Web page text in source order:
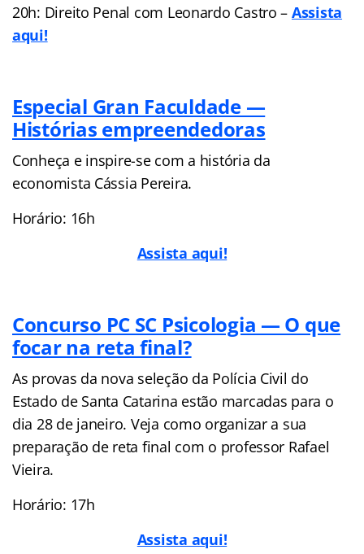
20h: Direito Penal com Leonardo Castro – Assista
aqui!
Especial Gran Faculdade —
Histórias empreendedoras
Conheça e inspire-se com a história da
economista Cássia Pereira.
Horário: 16h
Assista aqui!
Concurso PC SC Psicologia — O que
focar na reta final?
As provas da nova seleção da Polícia Civil do
Estado de Santa Catarina estão marcadas para o
dia 28 de janeiro. Veja como organizar a sua
preparação de reta final com o professor Rafael
Vieira.
Horário: 17h
Assista aqui!